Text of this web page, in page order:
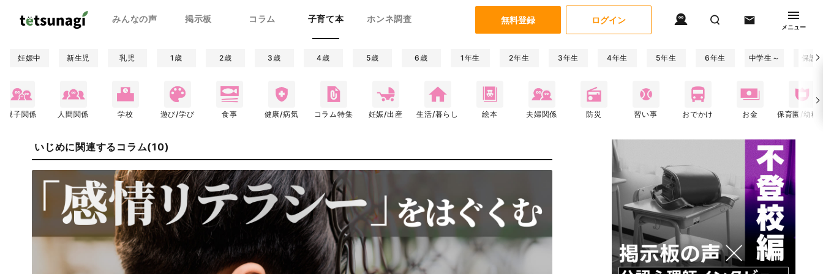
みんなの声 掲示板 コラム 子育て本 ホンネ調査 無料登録 ログイン
メニュー
妊娠中 新生児 乳児 1歳 2歳 3歳 4歳 5歳 6歳 1年生 2年生 3年生 4年生 5年生 6年生 中学生～ 保護
親子関係 人間関係 学校 遊び/学び 食事 健康/病気 コラム特集 妊娠/出産 生活/暮らし 絵本 夫婦関係 防災 習い事 おでかけ お金 保育園/幼稚
いじめに関連するコラム(10)